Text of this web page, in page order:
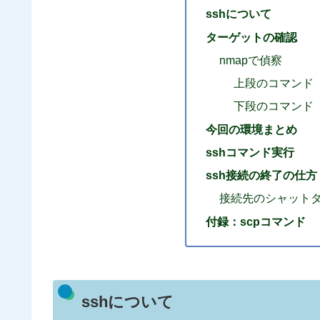
sshについて
ターゲットの確認
nmapで偵察
上段のコマンド
下段のコマンド
今回の環境まとめ
sshコマンド実行
ssh接続の終了の仕方
接続先のシャット
付録：scpコマンド
sshについて